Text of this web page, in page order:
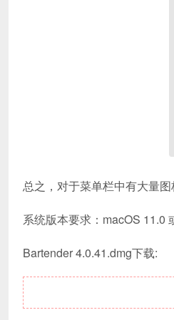
总之，对于菜单栏中有大量
系统版本要求：macOS 11.0
Bartender 4.0.41.dmg下载: